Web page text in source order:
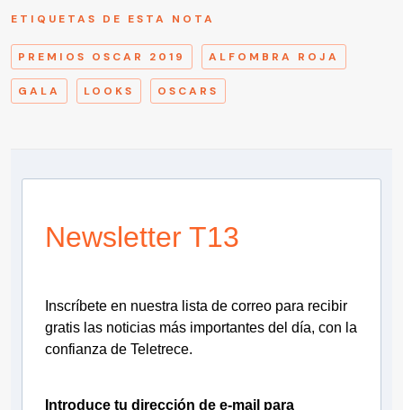
ETIQUETAS DE ESTA NOTA
PREMIOS OSCAR 2019 ALFOMBRA ROJA
GALA LOOKS OSCARS
Newsletter T13
Inscríbete en nuestra lista de correo para recibir
gratis las noticias más importantes del día, con la
confianza de Teletrece.
Introduce tu dirección de e-mail para